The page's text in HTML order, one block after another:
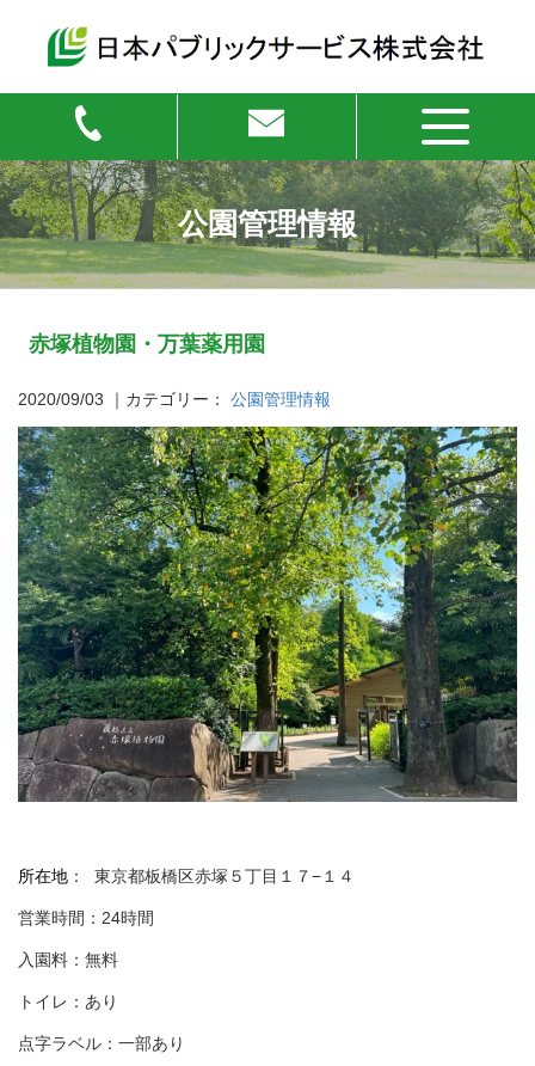
公園管理情報
赤塚植物園・万葉薬用園
2020/09/03 ｜カテゴリー： 公園管理情報
所在地 ： 東京都板橋区赤塚５丁目１７−１４
営業時間：24時間
入園料：無料
トイレ：あり
点字ラベル：一部あり